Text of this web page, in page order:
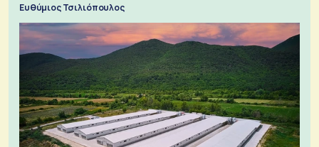
Ευθύμιος Τσιλιόπουλος